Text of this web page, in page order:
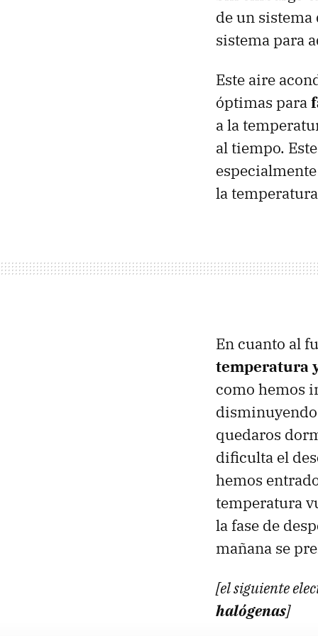
de un
sistema para
Este aire
óptimas para
a la
al tiempo.
la
En cuanto al
temperatura
como hemos
quedaros
dificulta el
hemos
temperatura
la fase de
mañana se
[el siguiente
halógenas]